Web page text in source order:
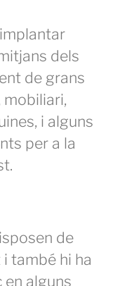
dels
de grans
mobiliari,
i alguns
per a la
de
també hi ha
en alguns